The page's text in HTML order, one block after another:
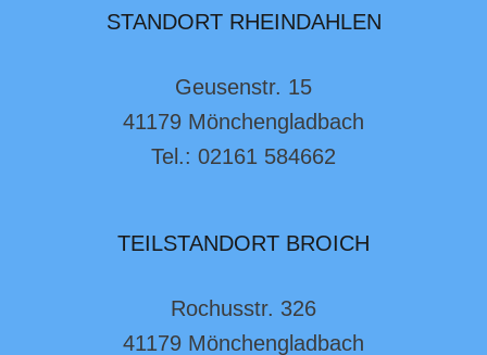
STANDORT RHEINDAHLEN
Geusenstr. 15
41179 Mönchengladbach
Tel.: 02161 584662
TEILSTANDORT BROICH
Rochusstr. 326
41179 Mönchengladbach